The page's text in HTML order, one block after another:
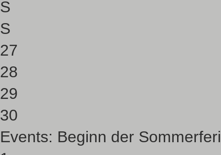
S
S
27
28
29
30
Events: Beginn der